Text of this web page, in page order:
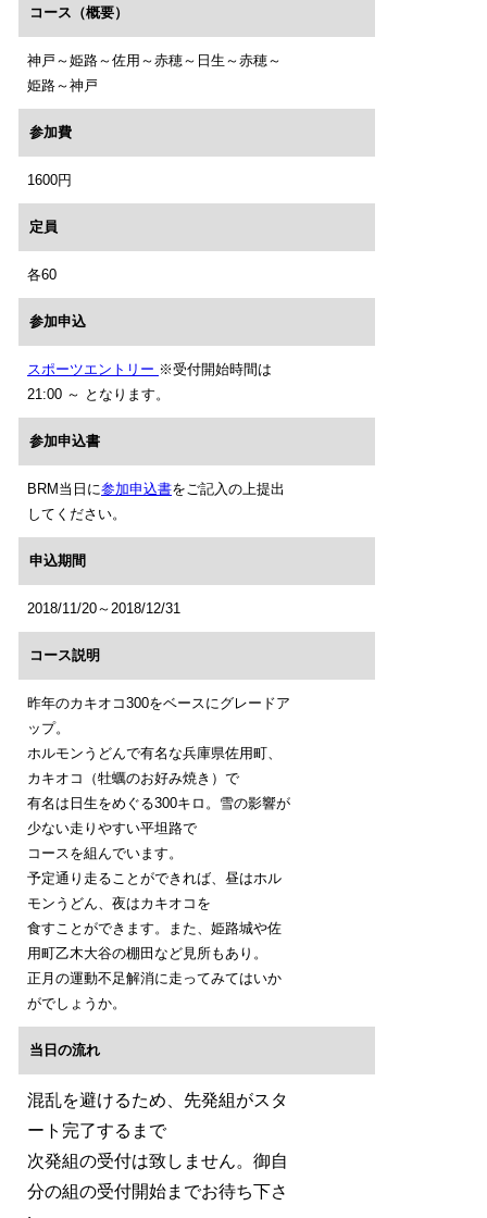
コース（概要）
神戸～姫路～佐用～赤穂～日生～赤穂～
姫路～神戸
参加費
1600円
定員
各60
参加申込
スポーツエントリー ※受付開始時間は
21:00 ～ となります。
参加申込書
BRM当日に参加申込書をご記入の上提出
してください。
申込期間
2018/11/20～2018/12/31
コース説明
昨年のカキオコ300をベースにグレードア
ップ。
ホルモンうどんで有名な兵庫県佐用町、
カキオコ（牡蠣のお好み焼き）で
有名は日生をめぐる300キロ。雪の影響が
少ない走りやすい平坦路で
コースを組んでいます。
予定通り走ることができれば、昼はホル
モンうどん、夜はカキオコを
食すことができます。また、姫路城や佐
用町乙木大谷の棚田など見所もあり。
正月の運動不足解消に走ってみてはいか
がでしょうか。
当日の流れ
混乱を避けるため、先発組がスタ
ート完了するまで
次発組の受付は致しません。御自
分の組の受付開始までお待ち下さ